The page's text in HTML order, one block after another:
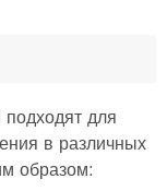
подходят для
в различных
образом: